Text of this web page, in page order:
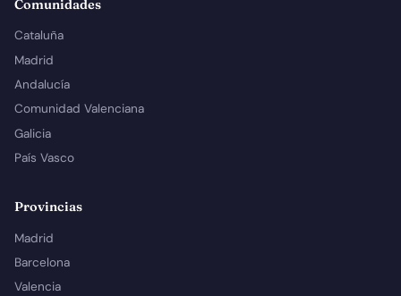
Comunidades
Cataluña
Madrid
Andalucía
Comunidad Valenciana
Galicia
País Vasco
Provincias
Madrid
Barcelona
Valencia